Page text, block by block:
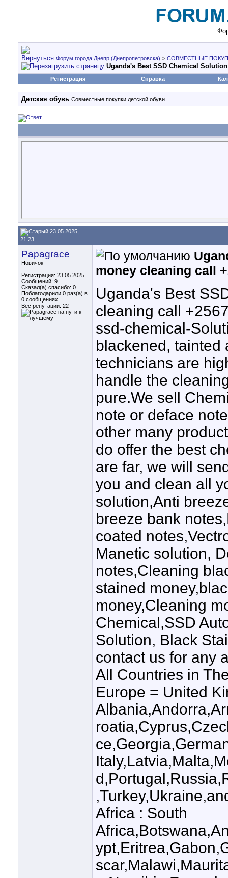
Форум города Днепр (Днепропетровска) > СОВМЕСТНЫЕ
Uganda's Best SSD Chemical
Регистрация Справка
Детская обувь Совместные покупки детской обуви
23.05.2025,
21:23
Papagrace
Новичок
Регистрация: 23.05.2025
Сообщений: 9
Сказал(а) спасибо: 0
Поблагодарили 0 раз(а) в
0 сообщениях
Вес репутации: 22
money cleaning call
Uganda's Best
cleaning call
ssd-chemical-
blackened, tainted
technicians are
handle the
pure.We sell
note or deface
other many
do offer the best
are far, we will
you and clean all
solution,Anti
breeze bank
coated
Manetic solution,
notes,Cleaning
stained
money,Cleaning
Chemical,SSD
Solution, Black
contact us for any
All Countries in
Europe = United
Africa : South